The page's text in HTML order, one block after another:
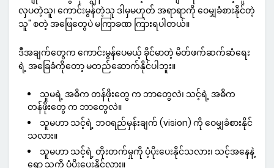
လှပတဲ့သူ၊ ကောင်းမွန်တဲ့သူ ဒါမှမဟုတ် အရာရာကို ဝေမျှခံစားနိုင်တဲ့
သူ" စတဲ့ အဖြေတွေပဲ မကြာခဏ ကြားရပါတယ်။
ဒီအချက်တွေက ကောင်းမွန်ပေမယ့် ခိုင်မာတဲ့ မိတ်ဖက်ဆက်ဆံရေး
ရဲ့ အခြေခံကိုတော့ မတည်ဆောက်နိုင်ပါဘူး။
သူမရဲ့ အဓိက တန်ဖိုးတွေ က ဘာတွေလဲ၊ သင့်ရဲ့ အဓိက
တန်ဖိုးတွေ က ဘာတွေလဲ။
သူမဟာ သင့်ရဲ့ ဘဝရည်မှန်းချက် (vision) ကို ဝေမျှခံစားနိုင်
သလား။
သူမဟာ သင့်ရဲ့ တိုးတက်မှုကို ပံ့ပိုးပေးနိုင်သလား၊ သင့်အနေနဲ့
ရော သူ့ကို ပံ့ပိုးပေးနိုင်လား။